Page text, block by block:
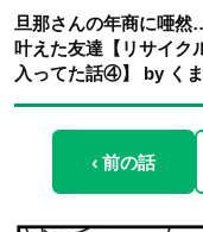
旦那さんの年商に唖然
叶えた友達【リサイク
入ってた話④】 by く
‹ 前の話